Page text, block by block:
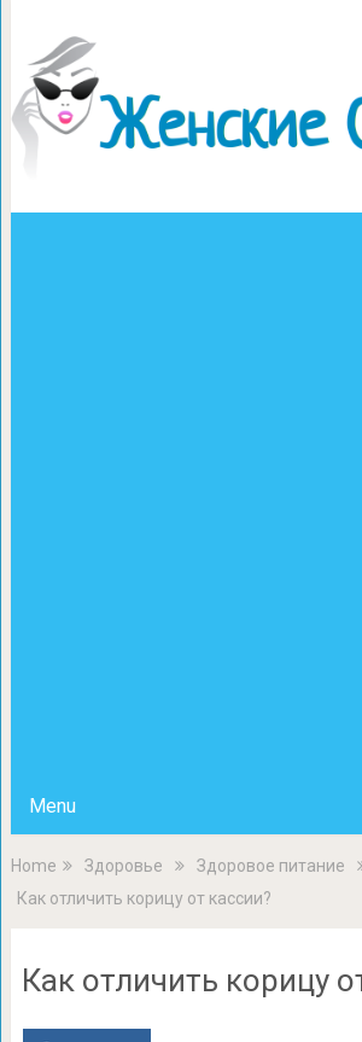
Menu
Home Здоровье
Здоровое питание
Как отличить корицу от кассии?
Как отличить корицу